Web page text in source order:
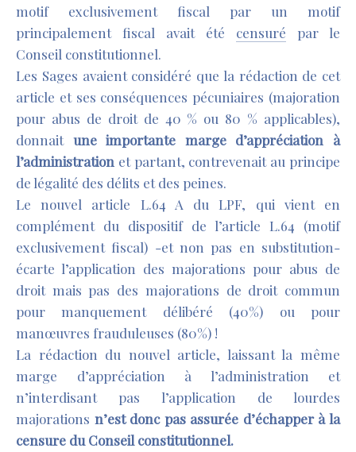
motif exclusivement fiscal par un motif
principalement fiscal avait été censuré par le
Conseil constitutionnel.
Les Sages avaient considéré que la rédaction de cet
article et ses conséquences pécuniaires (majoration
pour abus de droit de 40 % ou 80 % applicables),
donnait une importante marge d’appréciation à
l’administration et partant, contrevenait au principe
de légalité des délits et des peines.
Le nouvel article L.64 A du LPF, qui vient en
complément du dispositif de l’article L.64 (motif
exclusivement fiscal) -et non pas en substitution-
écarte l’application des majorations pour abus de
droit mais pas des majorations de droit commun
pour manquement délibéré (40%) ou pour
manœuvres frauduleuses (80%) !
La rédaction du nouvel article, laissant la même
marge d’appréciation à l’administration et
n’interdisant pas l’application de lourdes
majorations n’est donc pas assurée d’échapper à la
censure du Conseil constitutionnel.